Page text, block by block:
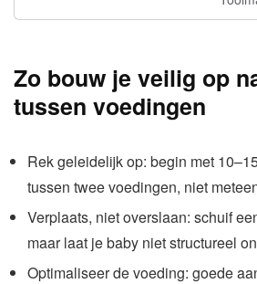
Zo bouw je veilig op
tussen voedingen
Rek geleidelijk op: begin met
tussen twee voedingen, niet
Verplaats, niet overslaan: schuif
maar laat je baby niet structureel
Optimaliseer de voeding: goede